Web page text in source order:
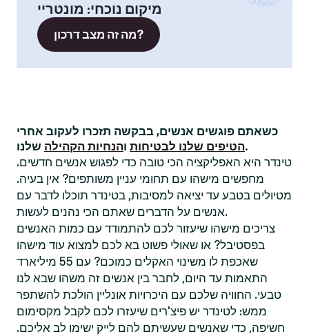
מיקום נוכחי: מונטריי
מה זה מצב דרכון?
כשאתם פוגשים אנשים, בבקשה תזכרו לעקוב אחרי
הטיפים שלנו לבטיחות והנחיות הקהילה
שלנו.
טינדר היא האפליקציה הכי טובה כדי לפגוש אנשים חדשים.
מחפשים מישהו עם תחומי עניין משותפים? אין בעיה.
מטיולים בטבע עד יציאה למסיבות, בטינדר תוכלו לדבר עם
אנשים על הדברים שאתם הכי נהנים לעשות.
צריכים מישהו שיעזור לכם להתמודד עם כמות האנשים
בפסטיבל? או שאולי פשוט בא לכם למצוא עוד מישהו
שאכפת לו משינוי האקלים כמוכם? עם 55 מיליארד
התאמות עד היום, לחבר בין אנשים זה משהו שבא לנו
טבעי. החוויה שלכם עם היכרויות אונליין הולכת להשתפר
ממש: לטינדר יש פיצ'רים שיעזרו לכם לקבל מקסימום
חשיפה, כדי שאנשים שעשיתם להם לייק ישימו לב אליכם.